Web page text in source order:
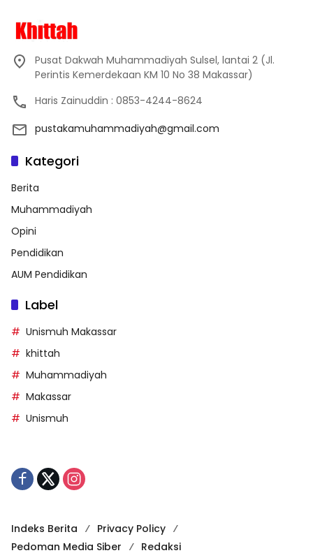
Pusat Dakwah Muhammadiyah Sulsel, lantai 2 (Jl.
Perintis Kemerdekaan KM 10 No 38 Makassar)
Haris Zainuddin : 0853-4244-8624
pustakamuhammadiyah@gmail.com
Kategori
Berita
Muhammadiyah
Opini
Pendidikan
AUM Pendidikan
Label
Unismuh Makassar
khittah
Muhammadiyah
Makassar
Unismuh
Indeks Berita
Privacy Policy
Pedoman Media Siber
Redaksi